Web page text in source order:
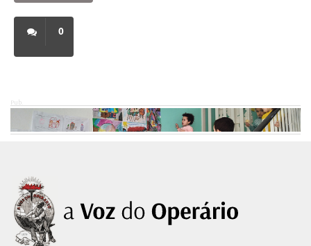
0
Pub.